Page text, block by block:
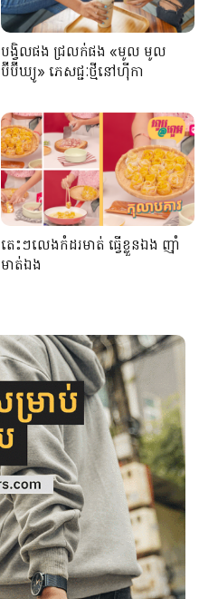
បង្វិលផង ជ្រលក់ផង «មូល មូល
ប៊ីប៊ីឃ្យូ» ភេសជ្ជៈថ្មីនៅហ៊ីកា
តេះៗលេងកំដរមាត់ ធ្វើខ្លួនឯង ញ៉ាំ
មាត់ឯង